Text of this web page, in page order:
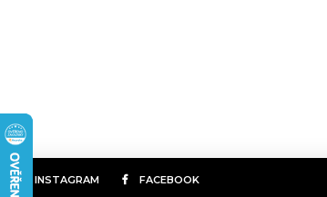
INSTAGRAM FACEBOOK